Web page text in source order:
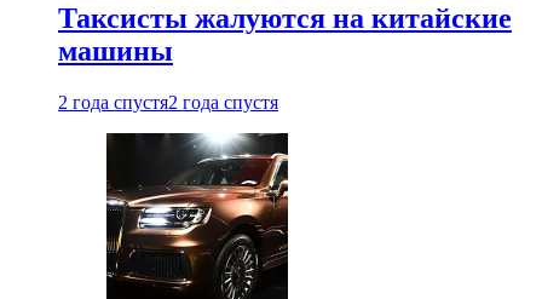
Таксисты жалуются на китайские
машины
2 года спустя2 года спустя